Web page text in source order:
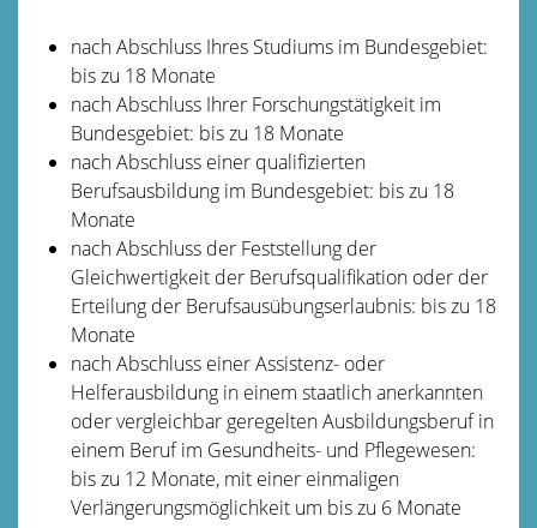
nach Abschluss Ihres Studiums im Bundesgebiet:
bis zu 18 Monate
nach Abschluss Ihrer Forschungstätigkeit im
Bundesgebiet: bis zu 18 Monate
nach Abschluss einer qualifizierten
Berufsausbildung im Bundesgebiet: bis zu 18
Monate
nach Abschluss der Feststellung der
Gleichwertigkeit der Berufsqualifikation oder der
Erteilung der Berufsausübungserlaubnis: bis zu 18
Monate
nach Abschluss einer Assistenz- oder
Helferausbildung in einem staatlich anerkannten
oder vergleichbar geregelten Ausbildungsberuf in
einem Beruf im Gesundheits- und Pflegewesen:
bis zu 12 Monate, mit einer einmaligen
Verlängerungsmöglichkeit um bis zu 6 Monate